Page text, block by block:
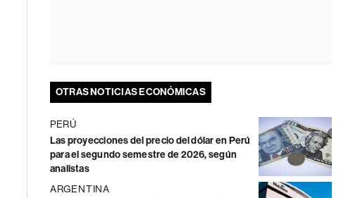
OTRAS NOTICIAS ECONÓMICAS
PERÚ
Las proyecciones del precio del dólar en Perú
para el segundo semestre de 2026, según
analistas
ARGENTINA